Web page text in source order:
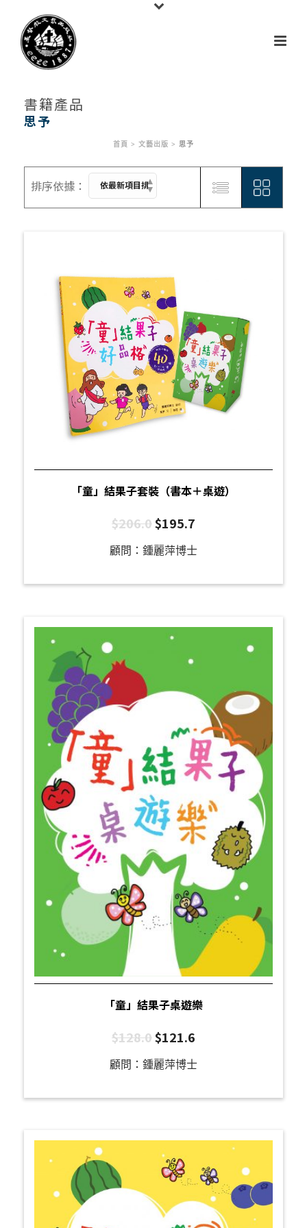
書籍產品
首頁 > 文藝出版 > 思予
思予
「童」結果子套裝（書本＋桌遊）
$206.0$195.7
顧問：鍾麗萍博士
「童」結果子桌遊樂
$128.0$121.6
顧問：鍾麗萍博士